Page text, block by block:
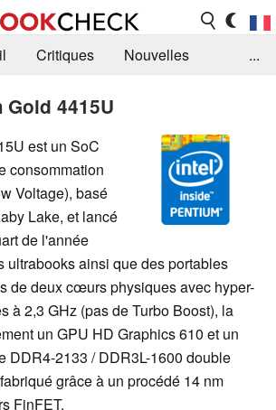
Critiques
Nouvelles
...
4415U
est un SoC
consommation
Voltage), basé
Lake, et lancé
de l'année
ultrabooks ainsi que des portables
de deux cœurs physiques avec hyper-
à 2,3 GHz (pas de Turbo Boost), la
un GPU HD Graphics 610 et un
DDR4-2133 / DDR3L-1600 double
grâce à un procédé 14 nm
FinFET.